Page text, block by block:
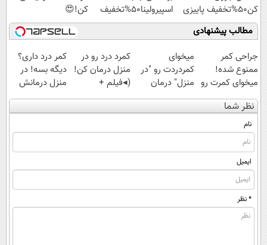
کن50%تخفیف پاییزی
اسپیرولینا50%تخفیف
کن!😍
مطالب پیشنهادی
جراحی کمر
ممنوع شده!
میخوای کمرت رو
در منزل درمان
کنی؟
((پرسش‌نامه))
میخوای
کمردردت رو "در
منزل" درمان
کنی؟ (◂فیلم +
◂پرسش‌نامه)
کمرد درد رو در
منزل درمان کن!
(◂فیلم +
پرسش‌نامه)
کمر درد داری؟
دیگه بسه! در
منزل درمانش
کن
(◀پرسش‌نامه)
نظر شما
نام
ایمیل
* نظر